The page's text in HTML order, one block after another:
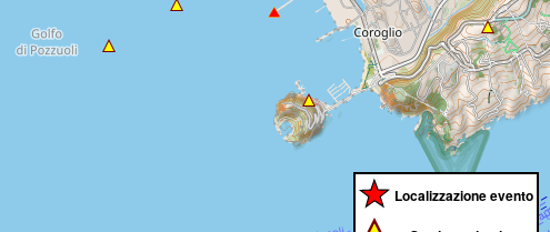
Localizzazione evento